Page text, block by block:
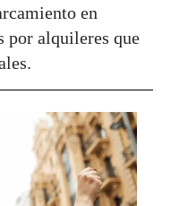
en
por alquileres que